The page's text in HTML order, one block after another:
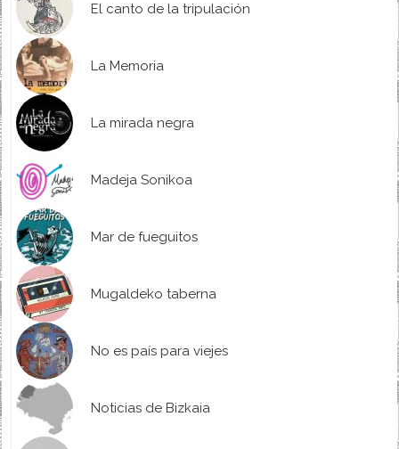
El canto de la tripulación
La Memoria
La mirada negra
Madeja Sonikoa
Mar de fueguitos
Mugaldeko taberna
No es país para viejes
Noticias de Bizkaia